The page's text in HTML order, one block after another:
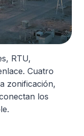
RTU,
Cuatro
zonificación,
los